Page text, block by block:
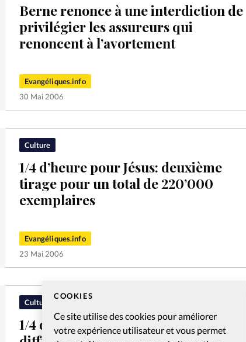
COOKIES
Ce site utilise des cookies pour améliorer
votre expérience utilisateur et vous permet
Berne renonce à une interdiction de
privilégier les assureurs qui
renoncent à l’avortement
Evangéliques.info
30 Mai 2006
Culture
1/4 d’heure pour Jésus: deuxième
tirage pour un total de 220’000
exemplaires
Evangéliques.info
23 Mai 2006
Culture
1/4 d’heure pour Jésus: et de 100’000